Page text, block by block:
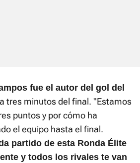
fue el autor del gol del
a tres minutos del final. "Estamos
puntos y por cómo ha
el equipo hasta el final.
partido de esta Ronda Élite
y todos los rivales te van